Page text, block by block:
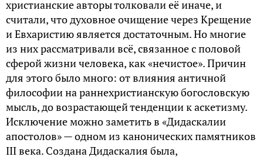
христианские авторы толковали её иначе, и
считали, что духовное очищение через Крещение
и Евхаристию является достаточным. Но многие
из них рассматривали всё, связанное с половой
сферой жизни человека, как «нечистое». Причин
для этого было много: от влияния античной
философии на раннехристианскую богословскую
мысль, до возрастающей тенденции к аскетизму.
Исключение можно заметить в «Дидаскалии
апостолов» — одном из канонических памятников
III века. Создана Дидаскалия была,